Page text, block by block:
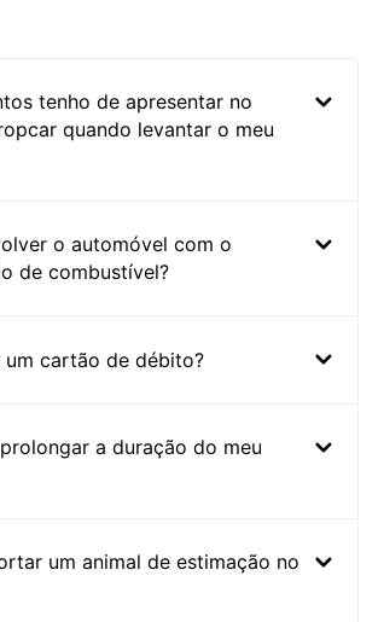
tenho de apresentar no
quando levantar o meu
o automóvel com o
de combustível?
um cartão de débito?
a duração do meu
um animal de estimação no